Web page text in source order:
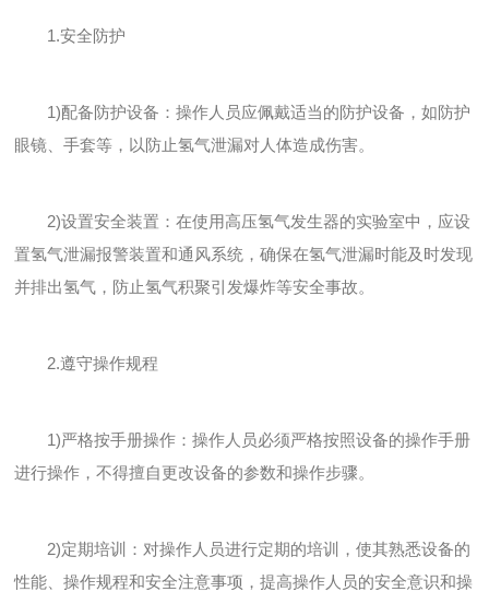
1.安全防护
1)配备防护设备：操作人员应佩戴适当的防护设备，如防护
眼镜、手套等，以防止氢气泄漏对人体造成伤害。
2)设置安全装置：在使用高压氢气发生器的实验室中，应设
置氢气泄漏报警装置和通风系统，确保在氢气泄漏时能及时发现
并排出氢气，防止氢气积聚引发爆炸等安全事故。
2.遵守操作规程
1)严格按手册操作：操作人员必须严格按照设备的操作手册
进行操作，不得擅自更改设备的参数和操作步骤。
2)定期培训：对操作人员进行定期的培训，使其熟悉设备的
性能、操作规程和安全注意事项，提高操作人员的安全意识和操